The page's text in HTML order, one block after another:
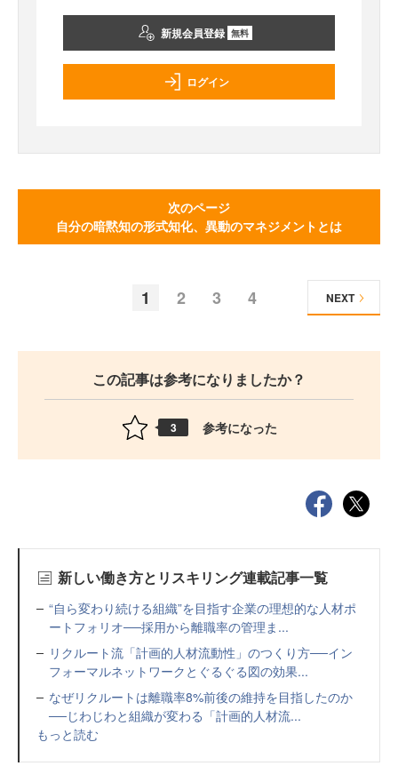
新規会員登録 無料
ログイン
次のページ
自分の暗黙知の形式知化、異動のマネジメントとは
1 2 3 4 NEXT
この記事は参考になりましたか？
3 参考になった
新しい働き方とリスキリング連載記事一覧
“自ら変わり続ける組織”を目指す企業の理想的な人材ポ
ートフォリオ──採用から離職率の管理ま...
リクルート流「計画的人材流動性」のつくり方──イン
フォーマルネットワークとぐるぐる図の効果...
なぜリクルートは離職率8%前後の維持を目指したのか
──じわじわと組織が変わる「計画的人材流...
もっと読む